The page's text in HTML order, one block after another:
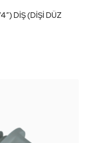
DİŞ (DİŞİ DÜZ